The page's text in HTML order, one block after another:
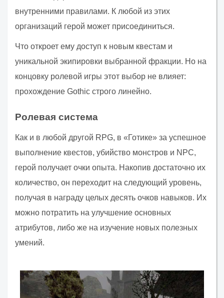
внутренними правилами. К любой из этих
организаций герой может присоединиться.
Что откроет ему доступ к новым квестам и
уникальной экипировки выбранной фракции. Но на
концовку ролевой игры этот выбор не влияет:
прохождение Gothic строго линейно.
Ролевая система
Как и в любой другой RPG, в «Готике» за успешное
выполнение квестов, убийство монстров и NPC,
герой получает очки опыта. Накопив достаточно их
количество, он переходит на следующий уровень,
получая в награду целых десять очков навыков. Их
можно потратить на улучшение основных
атрибутов, либо же на изучение новых полезных
умений.